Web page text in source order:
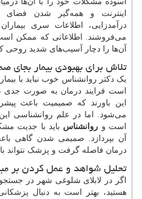
اینترنت و همه‌گیر شدن
درآمدزایی، اطلاعات سری
می‌فروشند. اطلاعاتی که ممکن است
آن‌ها را دچار آسیب‌های شدید روحی
تلاش برای بهبودی بیمار بجای
یک دکتر روانشناس خوب نباید با
است فرایند درمان به صورت جدی
این باورند که صمیمیت باعث
می‌شود. اما در علم روانشناسی
است و روانشناس باید با جدیت
آن بپردازد. صمیمی شدن گاهی
درمان فاصله گرفت و پزشک نتواند
تحلیل شواهد و عمل کردن بر
اگر در لابلای شلوغی شهر در
هستید، بهتر است به دنبال